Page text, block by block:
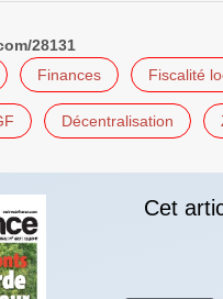
28131
Finances Fiscalité
Décentralisation
Cet